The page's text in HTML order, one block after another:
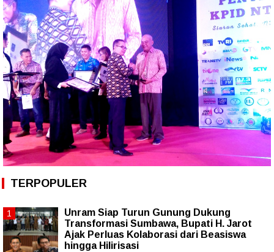
TERPOPULER
Unram Siap Turun Gunung Dukung
Transformasi Sumbawa, Bupati H. Jarot
Ajak Perluas Kolaborasi dari Beasiswa
hingga Hilirisasi